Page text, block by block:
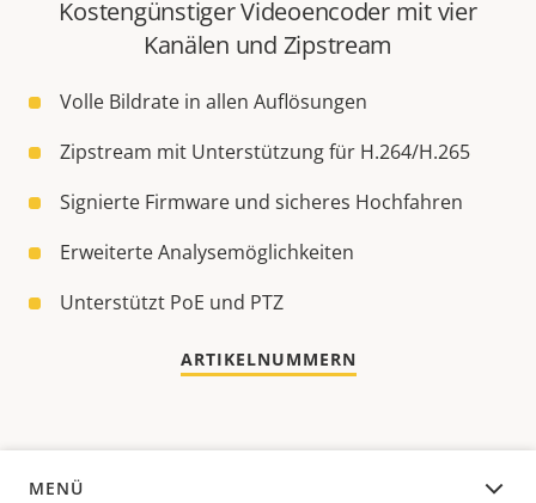
Kostengünstiger Videoencoder mit vier
Kanälen und Zipstream
Volle Bildrate in allen Auflösungen
Zipstream mit Unterstützung für H.264/H.265
Signierte Firmware und sicheres Hochfahren
Erweiterte Analysemöglichkeiten
Unterstützt PoE und PTZ
ARTIKELNUMMERN
MENÜ
ÜBERSICHT